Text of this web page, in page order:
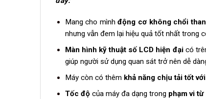
Mang cho mìnhđộng cơ không chổi than
nhưng vẫn đem lại hiệu quả tốt nhất trong
Màn hình kỹ thuật số LCD hiện đạicó
giúp người sử dụng quan sát trở nên dễ
Máy còn có thêm khả năng chịu tải tốt
Tốc độ của máy đa dạng trongphạm vi từ